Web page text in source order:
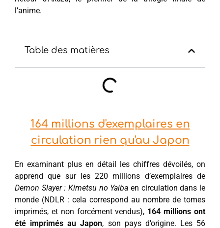
l’anime.
Table des matières
164 millions d'exemplaires en
circulation rien qu'au Japon
En examinant plus en détail les chiffres dévoilés, on
apprend que sur les 220 millions d’exemplaires de
Demon Slayer : Kimetsu no Yaiba en circulation dans le
monde (NDLR : cela correspond au nombre de tomes
imprimés, et non forcément vendus), 164 millions ont
été imprimés au Japon, son pays d’origine. Les 56